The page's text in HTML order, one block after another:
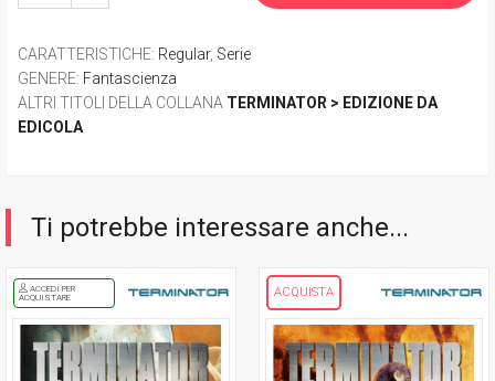
CARATTERISTICHE: Regular, Serie
GENERE: Fantascienza
ALTRI TITOLI DELLA COLLANA TERMINATOR > EDIZIONE DA
EDICOLA
Ti potrebbe interessare anche...
ACCEDI PER
ACQUISTARE
ACQUISTA